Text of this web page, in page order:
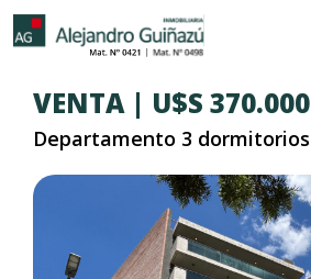
VENTA | U$S 370.000
Departamento 3 dormitorios